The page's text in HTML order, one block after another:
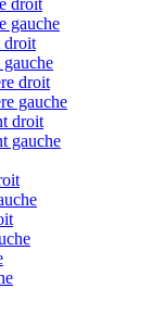
droit
gauche
droit
droit
gauche
droit
gauche